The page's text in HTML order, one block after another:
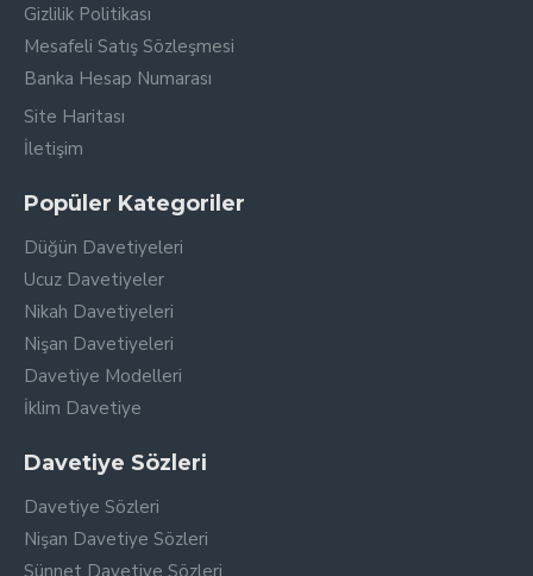
Gizlilik Politikası
Mesafeli Satış Sözleşmesi
Banka Hesap Numarası
Site Haritası
İletişim
Popüler Kategoriler
Düğün Davetiyeleri
Ucuz Davetiyeler
Nikah Davetiyeleri
Nişan Davetiyeleri
Davetiye Modelleri
İklim Davetiye
Davetiye Sözleri
Davetiye Sözleri
Nişan Davetiye Sözleri
Sünnet Davetiye Sözleri